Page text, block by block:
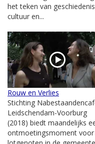
het teken van
cultuur en...
Rouw en Verlies
Stichting
Leidschendam-Voorburg
(2018) biedt maandelijks
ontmoetingsmoment voor